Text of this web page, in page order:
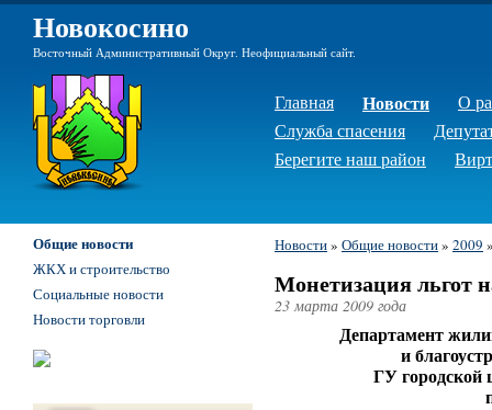
Новокосино
Восточный Административный Округ. Неофициальный сайт.
Главная Новости
О
Служба спасения
Берегите наш район
Новости» Общие новости» 2009
Монетизация льгот
23 марта 2009 года
Департамент
и
ГУ городской
Общие новости
ЖКХ и строительство
Социальные новости
Новости торговли